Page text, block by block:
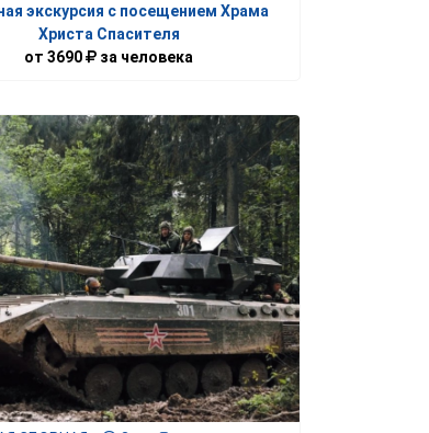
экскурсия с посещением Храма
Христа Спасителя
от 3690 за человека